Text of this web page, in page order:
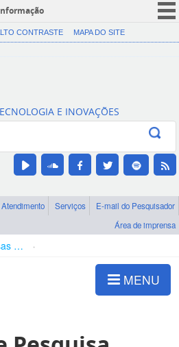
CORONAVÍRUS (COVID-19)
Canais
CONTRASTE MAPA DO SITE
E INOVAÇÕES
Serviços
E-mail do Pesquisador
Área de imprensa
Bolsas e Auxílios Vigentes
MENU